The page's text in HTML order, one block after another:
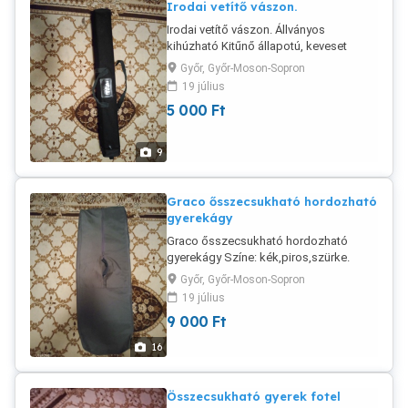
9
Irodai vetítő vászon.
Irodai vetítő vászon. Állványos
kihúzható Kitűnő állapotú, keveset
használt Ár 5000 db 2db eladó
Győr, Győr-Moson-Sopron
19 július
5 000 Ft
16
Graco ősszecsukható hordozható
gyerekágy
Graco ősszecsukható hordozható
gyerekágy Színe: kék,piros,szürke.
Képeken látható alig használt kitünő
állapotú Graco tipusú összecsukható
ágy. rajzokkal leírásokkal elátott.
Győr, Győr-Moson-Sopron
19 július
9 000 Ft
Összecsukható gyerek fotel